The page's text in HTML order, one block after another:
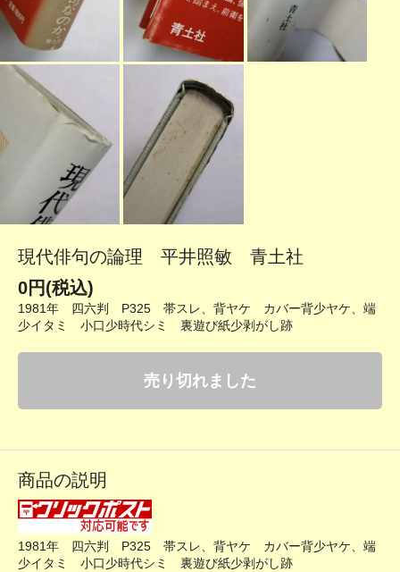
現代俳句の論理 平井照敏 青土社
0円(税込)
1981年 四六判 P325 帯スレ、背ヤケ カバー背少ヤケ、端
少イタミ 小口少時代シミ 裏遊び紙少剥がし跡
売り切れました
商品の説明
1981年 四六判 P325 帯スレ、背ヤケ カバー背少ヤケ、端
少イタミ 小口少時代シミ 裏遊び紙少剥がし跡